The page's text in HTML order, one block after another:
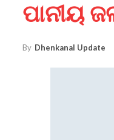
ପାନୀୟ
By Dhenkanal Update